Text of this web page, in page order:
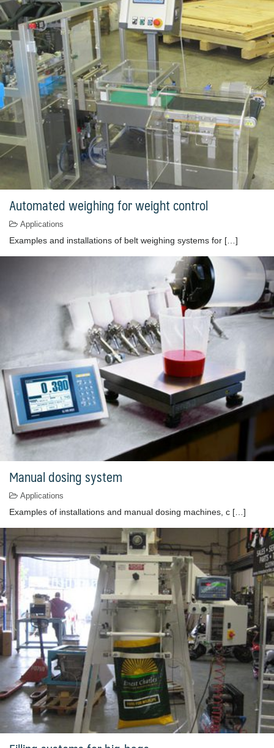
Automated weighing for weight control
Applications
Examples and installations of belt weighing systems for […]
Manual dosing system
Applications
Examples of installations and manual dosing machines, c […]